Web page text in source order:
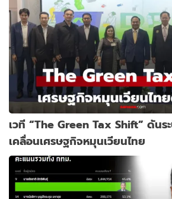
เวที “The Green Tax Shift” ดันร
เคลื่อนเศรษฐกิจหมุนเวียนไทย